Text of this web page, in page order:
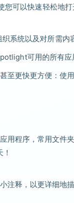
可以快速轻松地
系统以及对所需内
可用的所有应
至更快更方便：使
用程序，常用文件
注释，以更详细地